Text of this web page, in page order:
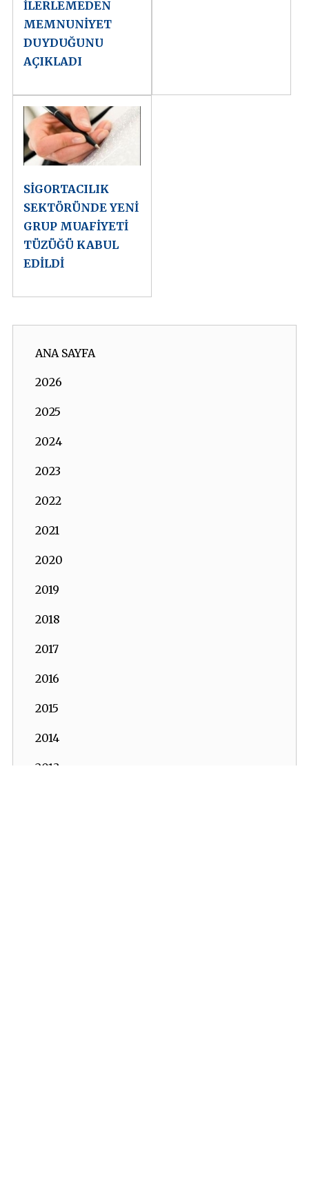
İLERLEMEDEN
MEMNUNİYET
DUYDUĞUNU
AÇIKLADI
SİGORTACILIK
SEKTÖRÜNDE YENİ
GRUP MUAFİYETİ
TÜZÜĞÜ KABUL
EDİLDİ
ANA SAYFA
2026
2025
2024
2023
2022
2021
2020
2019
2018
2017
2016
2015
2014
2013